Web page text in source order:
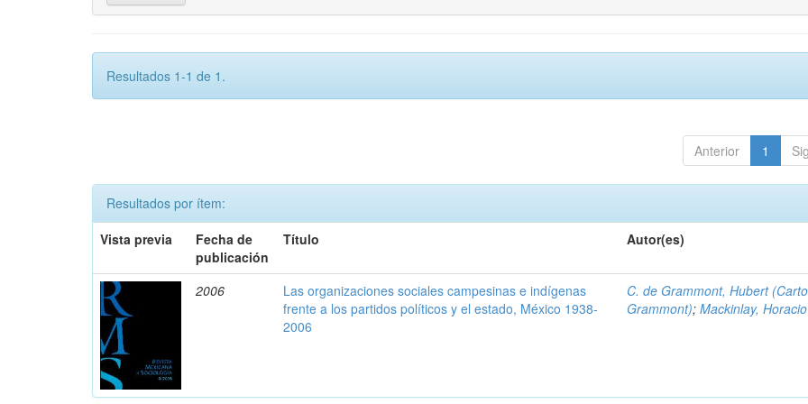
Resultados 1-1 de 1.
Anterior 1
Resultados por ítem:
Vista previa
Fecha de
publicación
Título Autor(es)
2006
Las organizaciones sociales campesinas e indígenas
frente a los partidos políticos y el estado, México 1938-
2006
C. de Grammont, Hubert
Grammont);Mackinlay, Horacio